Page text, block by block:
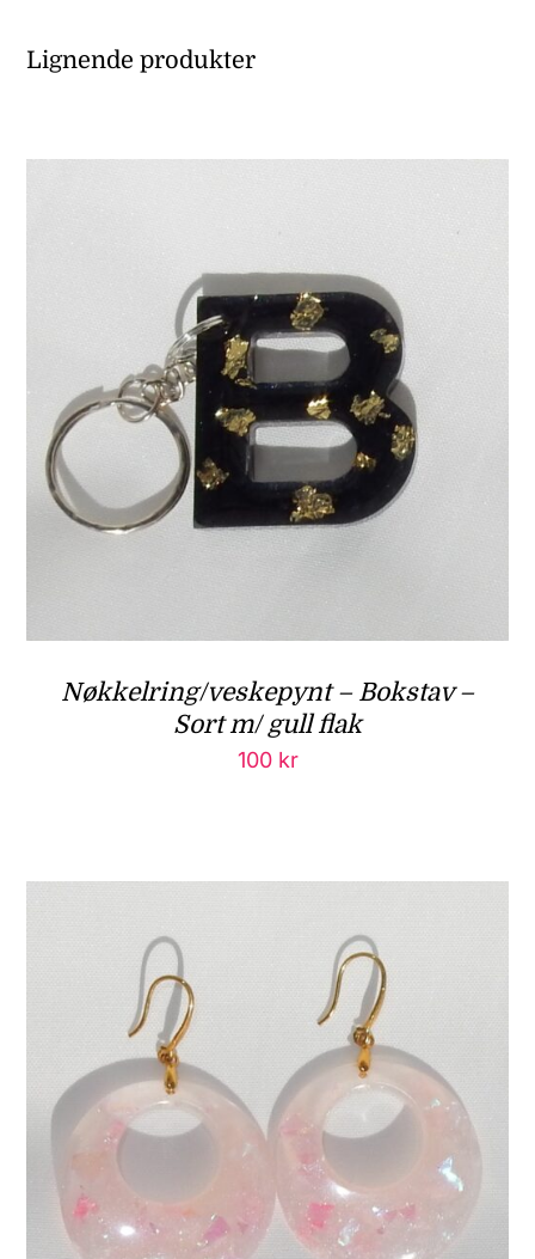
Lignende produkter
Nøkkelring/veskepynt – Bokstav –
Sort m/ gull flak
100 kr